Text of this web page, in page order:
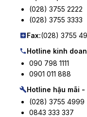
(028) 3755 2222
(028) 3755 3333
Fax:(028) 3755
Hotline kinh
090 798 1111
0901 011 888
Hotline hậu mãi -
(028) 3755 4999
0843 333 337